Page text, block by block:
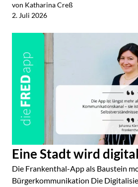
von Katharina Creß
2. Juli 2026
Eine Stadt wird digital
Die Frankenthal-App als Baustein
Bürgerkommunikation Die